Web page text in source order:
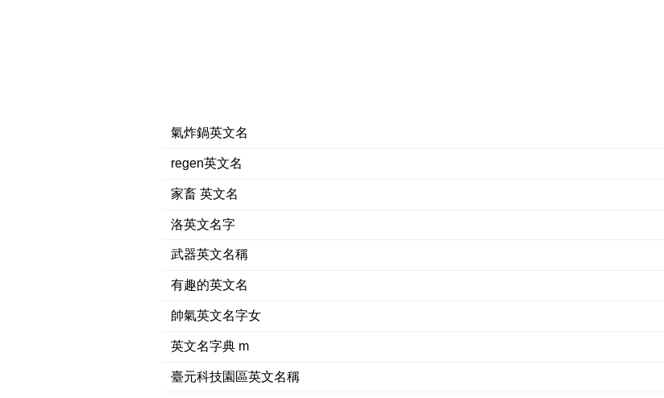
氣炸鍋英文名
regen英文名
家畜 英文名
洛英文名字
武器英文名稱
有趣的英文名
帥氣英文名字女
英文名字典 m
臺元科技園區英文名稱